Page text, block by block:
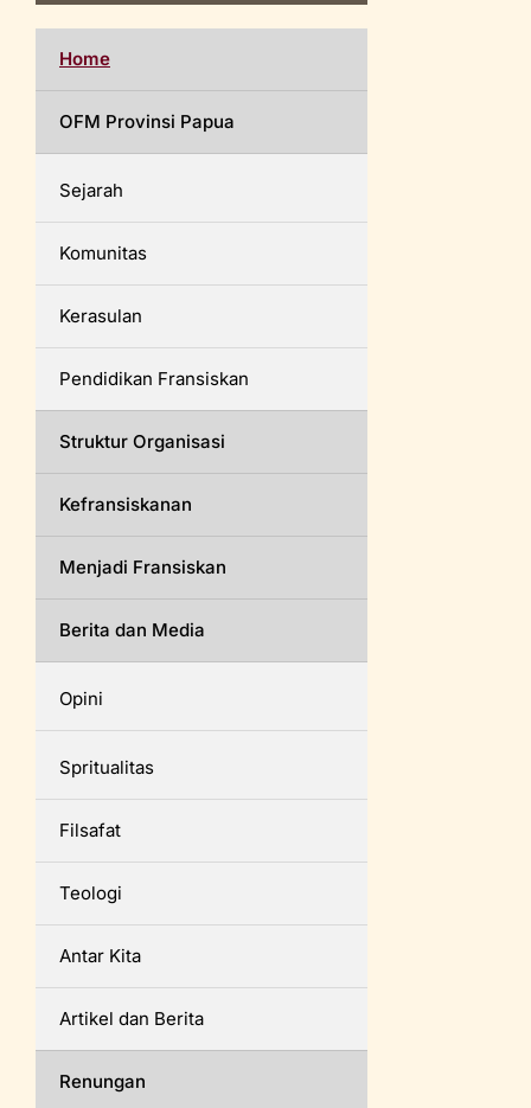
Home
OFM Provinsi Papua
Sejarah
Komunitas
Kerasulan
Pendidikan Fransiskan
Struktur Organisasi
Kefransiskanan
Menjadi Fransiskan
Berita dan Media
Opini
Spritualitas
Filsafat
Teologi
Antar Kita
Artikel dan Berita
Renungan